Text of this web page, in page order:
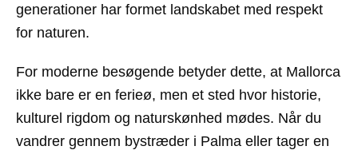
generationer har formet landskabet med respekt
for naturen.
For moderne besøgende betyder dette, at Mallorca
ikke bare er en ferieø, men et sted hvor historie,
kulturel rigdom og naturskønhed mødes. Når du
vandrer gennem bystræder i Palma eller tager en